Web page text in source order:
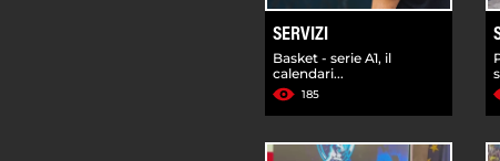
SERVIZI
Basket - serie A1, il
calendari...
185